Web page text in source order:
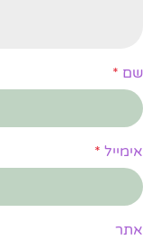
שם *
אימייל *
אתר